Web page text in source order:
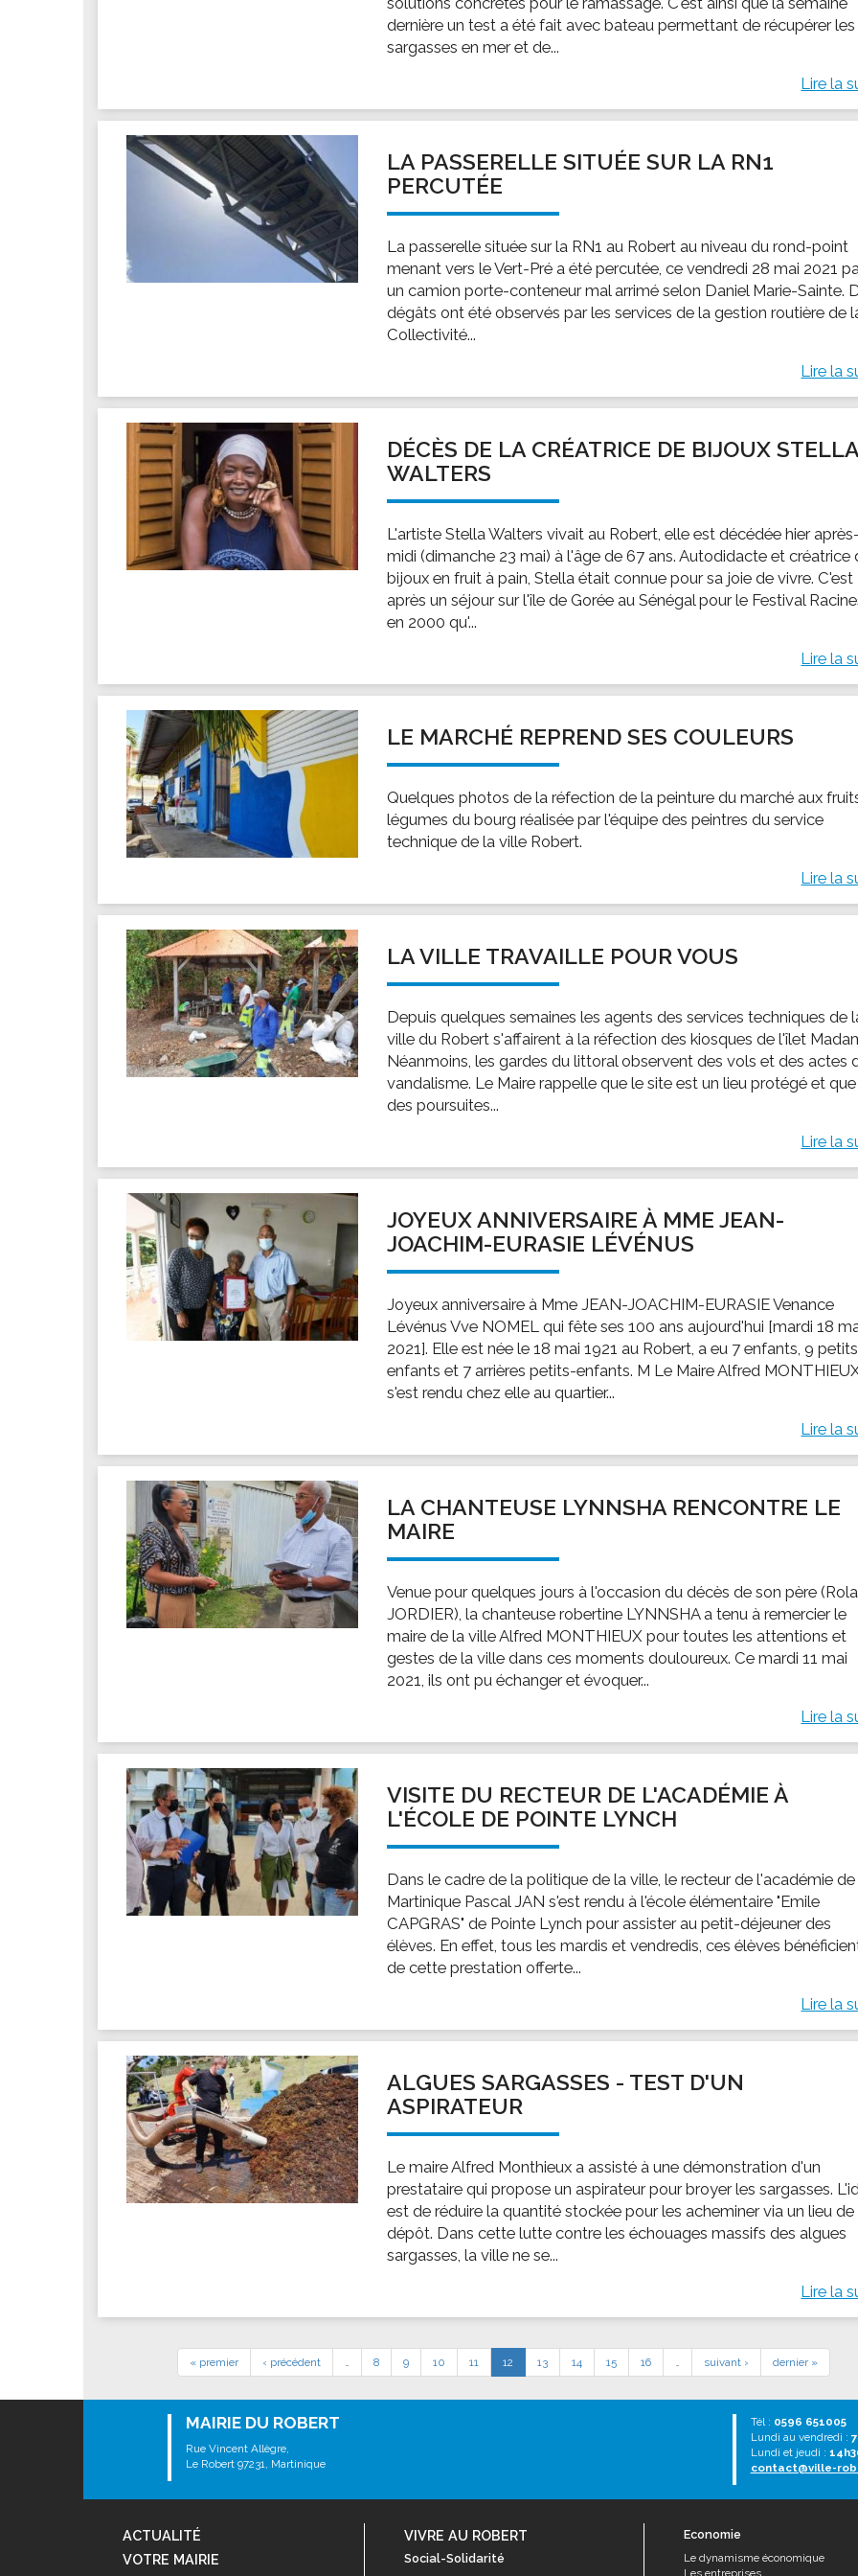
Les espaces numériques
Infos baignade
Stationnement
dernière un test a été fait avec bateau permettant de récupérer les
sargasses en mer et de...
Lire la
LA PASSERELLE SITUÉE SUR LA RN1
PERCUTÉE
La passerelle située sur la RN1 au Robert au niveau du rond-point
menant vers le Vert-Pré a été percutée, ce vendredi 28 mai 2021
un camion porte-conteneur mal arrimé selon Daniel Marie-Sainte.
dégâts ont été observés par les services de la gestion routière de
Collectivité...
Lire la
DÉCÈS DE LA CRÉATRICE DE BIJOUX STELLA
WALTERS
L'artiste Stella Walters vivait au Robert, elle est décédée hier après-
midi (dimanche 23 mai) à l'âge de 67 ans. Autodidacte et créatrice
bijoux en fruit à pain, Stella était connue pour sa joie de vivre. C'est
après un séjour sur l'île de Gorée au Sénégal pour le Festival
en 2000 qu'...
Lire la
LE MARCHÉ REPREND SES COULEURS
Quelques photos de la réfection de la peinture du marché aux
légumes du bourg réalisée par l'équipe des peintres du service
technique de la ville Robert.
Lire la
LA VILLE TRAVAILLE POUR VOUS
Depuis quelques semaines les agents des services techniques de
ville du Robert s'affairent à la réfection des kiosques de l'îlet
Néanmoins, les gardes du littoral observent des vols et des actes
vandalisme. Le Maire rappelle que le site est un lieu protégé et que
des poursuites...
Lire la
JOYEUX ANNIVERSAIRE À MME JEAN-
JOACHIM-EURASIE LÉVÉNUS
Joyeux anniversaire à Mme JEAN-JOACHIM-EURASIE Venance
Lévénus Vve NOMEL qui fête ses 100 ans aujourd'hui [mardi 18
2021]. Elle est née le 18 mai 1921 au Robert, a eu 7 enfants, 9 petits
enfants et 7 arrières petits-enfants. M Le Maire Alfred
s'est rendu chez elle au quartier...
Lire la
LA CHANTEUSE LYNNSHA RENCONTRE LE
MAIRE
Venue pour quelques jours à l'occasion du décès de son père
JORDIER), la chanteuse robertine LYNNSHA a tenu à remercier le
maire de la ville Alfred MONTHIEUX pour toutes les attentions et
gestes de la ville dans ces moments douloureux. Ce mardi 11 mai
2021, ils ont pu échanger et évoquer...
Lire la
VISITE DU RECTEUR DE L'ACADÉMIE À
L'ÉCOLE DE POINTE LYNCH
Dans le cadre de la politique de la ville, le recteur de l'académie de
Martinique Pascal JAN s'est rendu à l'école élémentaire "Emile
CAPGRAS" de Pointe Lynch pour assister au petit-déjeuner des
élèves. En effet, tous les mardis et vendredis, ces élèves
de cette prestation offerte...
Lire la
ALGUES SARGASSES - TEST D'UN
ASPIRATEUR
Le maire Alfred Monthieux a assisté à une démonstration d'un
prestataire qui propose un aspirateur pour broyer les sargasses.
est de réduire la quantité stockée pour les acheminer via un lieu de
dépôt. Dans cette lutte contre les échouages massifs des algues
sargasses, la ville ne se...
Lire la
« premier ‹ précédent 8 9 10 11 12 13 14 15 16 suivant › dernier »
MAIRIE DU ROBERT
Rue Vincent Allègre,
Le Robert 97231, Martinique
Tél : 0596 651005
Lundi au vendredi :
Lundi et jeudi :
contact@ville-
ACTUALITÉ
VOTRE MAIRIE
VIVRE AU ROBERT
Social-Solidarité
Economie
Le dynamisme économique
Les entreprises